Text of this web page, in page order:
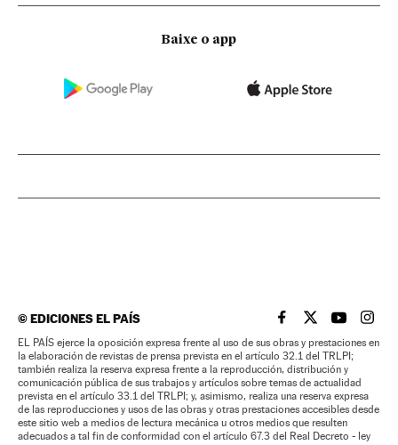
Baixe o app
©EDICIONES EL PAÍS EL PAÍS BRASIL EN
EL PAÍSEL PAÍS
EL
EL PAÍS ejerce la oposición expresa frente al uso de sus obras y prestaciones en
la elaboración de revistas de prensa prevista en el artículo 32.1 del TRLPI;
también realiza la reserva expresa frente a la reproducción, distribución y
comunicación pública de sus trabajos y artículos sobre temas de actualidad
prevista en el artículo 33.1 del TRLPI; y, asimismo, realiza una reserva expresa
de las reproducciones y usos de las obras y otras prestaciones accesibles desde
este sitio web a medios de lectura mecánica u otros medios que resulten
adecuados a tal fin de conformidad con el artículo 67.3 del Real Decreto - ley